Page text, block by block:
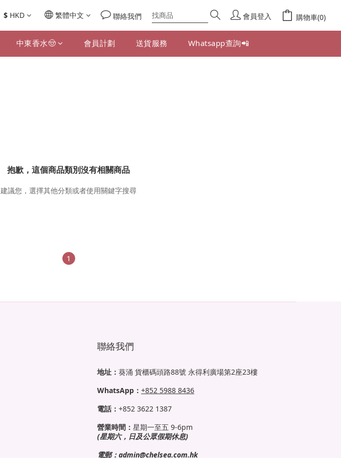
$ HKD 繁體中文 聯絡我們 會員登入 購物車(0)
中東香水🤠 會員計劃 送貨服務 Whatsapp查詢📲
抱歉，這個商品類別沒有相關商品
建議您，選擇其他分類或者使用關鍵字搜尋
1
聯絡我們
地址： 葵涌 貨櫃碼頭路88號 永得利廣場第2座23樓
WhatsApp： +852 5988 8436
電話： +852 3622 1387
營業時間： 星期一至五 9-6pm
(星期六，日及公眾假期休息)
電郵： admin@chelsea.com.hk